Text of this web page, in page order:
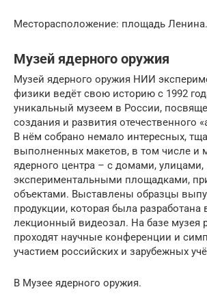
Месторасположение: площадь Ленина.
Музей ядерного оружия
Музей ядерного оружия НИИ
физики ведёт свою историю с 1992
уникальный музеем в России,
создания и развития отечественного
В нём собрано немало интересных,
выполненных макетов, в том числе и
ядерного центра – с домами, улицами,
экспериментальными площадками,
объектами. Выставлены образцы
продукции, которая была
лекционный видеозал. На базе музея
проходят научные конференции и
участием российских и зарубежных
В Музее ядерного оружия.